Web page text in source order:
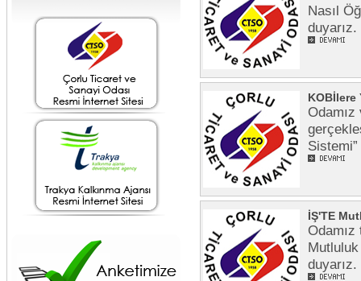
Nasıl
KOBİlere
İŞ'TE
Odamız
Mutluluk